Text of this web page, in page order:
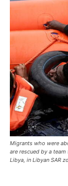
Migrants who were
are rescued by a
Libya, in Libyan SAR